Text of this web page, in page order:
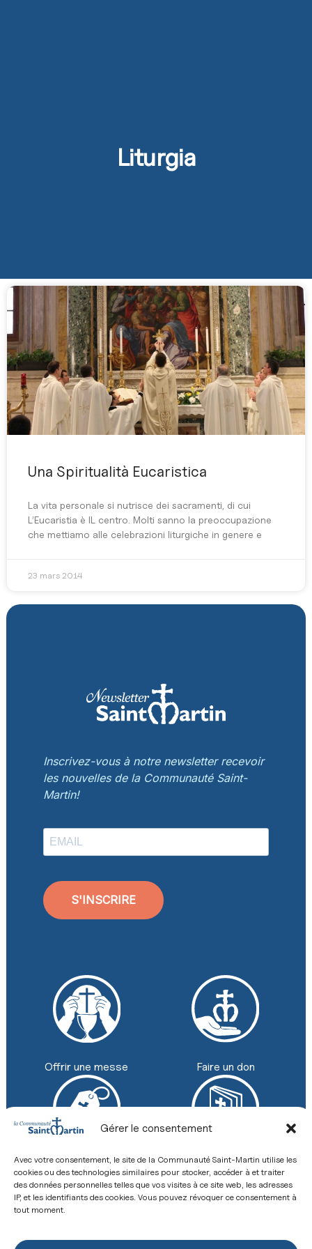
Gérer le consentement
Avec votre consentement, le site de la Communauté Saint-Martin utilise les
cookies ou des technologies similaires pour stocker, accéder à et traiter
des données personnelles telles que vos visites à ce site web, les adresses
IP, et les identifiants des cookies. Vous pouvez révoquer ce consentement à
tout moment.
Liturgia
Una Spiritualità Eucaristica
La vita personale si nutrisce dei sacramenti, di cui
L’Eucaristia è IL centro. Molti sanno la preoccupazione
che mettiamo alle celebrazioni liturgiche in genere e
23 mars 2014
Inscrivez-vous à notre newsletter recevoir
les nouvelles de la Communauté Saint-
Martin!
S'INSCRIRE
Offrir une messe Faire un don
Boutique Revue
+33 (0) 2 43 26 12 00
8 Place de la Basilique, 53600 ÉvronContact